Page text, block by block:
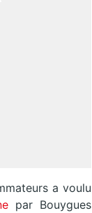
a voulu
par Bouygues